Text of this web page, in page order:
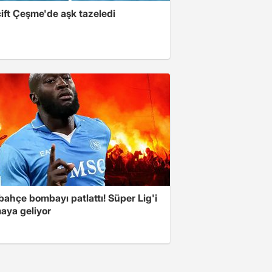
Çeşme'de aşk tazeledi
bombayı patlattı! Süper Lig'i
geliyor